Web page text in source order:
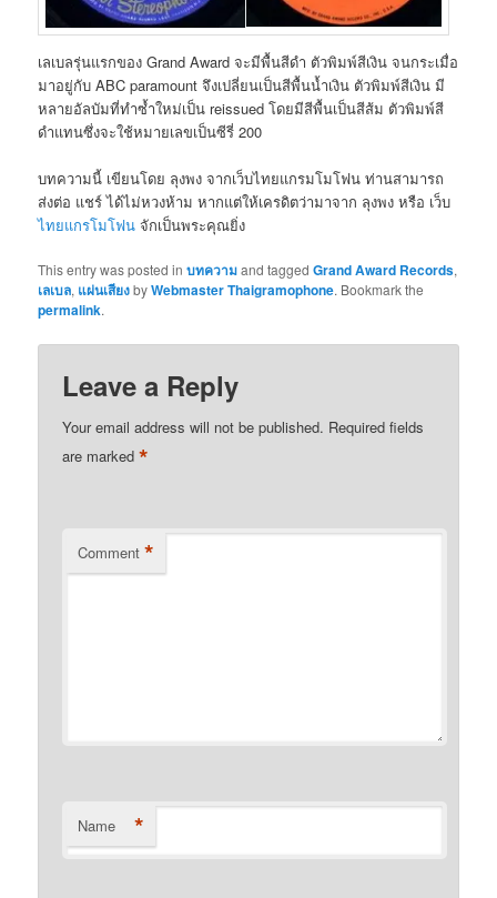
เลเบลรุ่นแรกของ Grand Award จะมีพื้นสีดำ ตัวพิมพ์สีเงิน จนกระเมื่อ
มาอยู่กับ ABC paramount จึงเปลี่ยนเป็นสีพื้นน้ำเงิน ตัวพิมพ์สีเงิน มี
หลายอัลบัมที่ทำซ้ำใหม่เป็น reissued โดยมีสีพื้นเป็นสีส้ม ตัวพิมพ์สี
ดำแทนซึ่งจะใช้หมายเลขเป็นซีรี่ 200
บทความนี้ เขียนโดย ลุงพง จากเว็บไทยแกรมโมโฟน ท่านสามารถ
ส่งต่อ แชร์ ได้ไม่หวงห้าม หากแต่ให้เครดิตว่ามาจาก ลุงพง หรือ เว็บ
ไทยแกรโมโฟน จักเป็นพระคุณยิ่ง
This entry was posted inบทความand taggedGrand Award Records,
เลเบล, แผ่นเสียงbyWebmaster Thaigramophone. Bookmark the
permalink.
Leave a Reply
Your email address will not be published. Required fields
are marked*
Comment *
Name *